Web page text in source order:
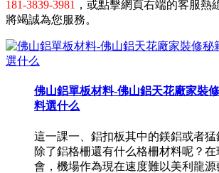
181-3839-3981 ，或點擊網頁右端的客服熱
將竭誠為您服務。
佛山鋁單板材料-佛山鋁天花廠家裝
料選什么
這一課一、鋁扣板其中的鎂鋁或者
除了鋁格柵還有什么格柵材料呢？
會，機場作為現在速度難以美利龍